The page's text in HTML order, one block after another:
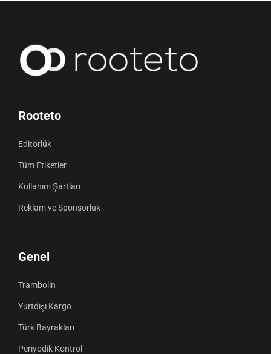
Rooteto
Editörlük
Tüm Etiketler
Kullanım Şartları
Reklam ve Sponsorluk
Genel
Trambolin
Yurtdışı Kargo
Türk Bayrakları
Periyodik Kontrol